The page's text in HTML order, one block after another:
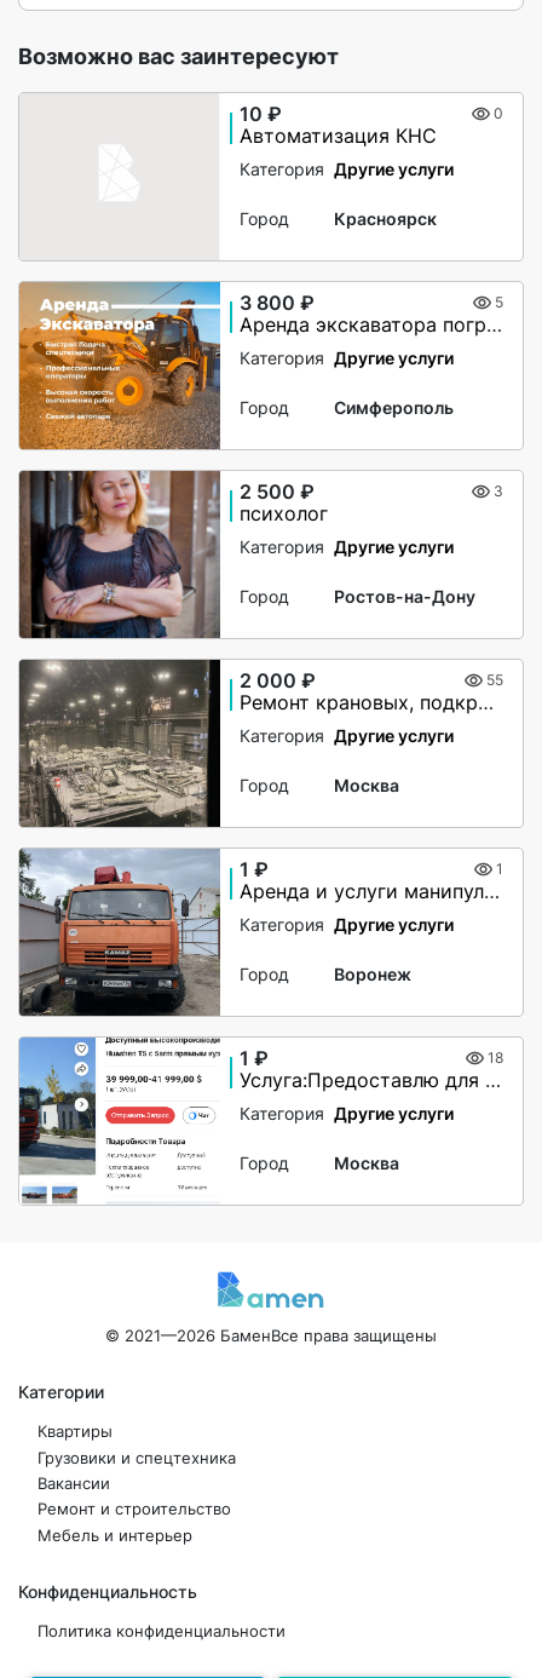
Возможно вас заинтересуют
10 ₽ 0
Автоматизация КНС
Категория Другие услуги
Город Красноярск
3 800 ₽ 5
Аренда экскаватора погрузчика JCB 5CX
Категория Другие услуги
Город Симферополь
2 500 ₽ 3
психолог
Категория Другие услуги
Город Ростов-на-Дону
2 000 ₽ 55
Ремонт крановых, подкрановых путей
Категория Другие услуги
Город Москва
1 ₽ 1
Аренда и услуги манипулятора-вездехода, стрела 7 т, 21.7 м, борт 10 т, 7 м
Категория Другие услуги
Город Воронеж
1 ₽ 18
Услуга:Предоставлю для продажи оборудование (Китай).
Категория Другие услуги
Город Москва
© 2021—2026 БаменВсе права защищены
Категории
Квартиры
Грузовики и спецтехника
Вакансии
Ремонт и строительство
Мебель и интерьер
Конфиденциальность
Политика конфиденциальности